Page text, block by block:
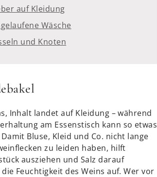
Inhalt landet auf Kleidung – während
am Essenstisch kann so etwas
Bluse, Kleid und Co. nicht lange
zu leiden haben, hilft
ausziehen und Salz darauf
Feuchtigkeit des Weins auf. Wer vor
auf Kleidung
Wäsche
und Knoten